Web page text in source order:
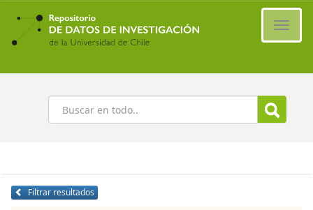
Ir
contenido
principal
Buscar
Filtrar resultados